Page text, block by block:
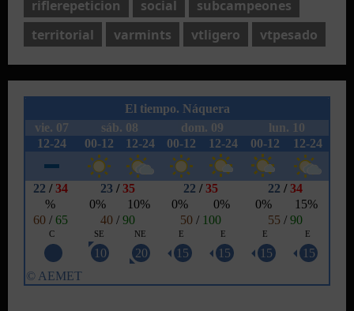
riflerepeticion social
subcampeones
territorial
varmints vtligero vtpesado